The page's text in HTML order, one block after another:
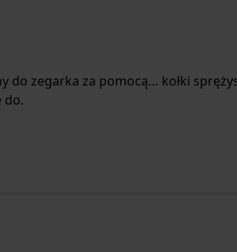
zegarka za pomocą… kołki
do.